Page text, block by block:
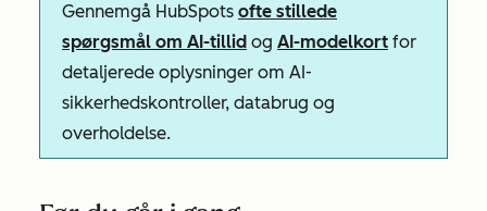
Gennemgå HubSpots ofte stillede
spørgsmål om AI-tillid og AI-modelkort for
detaljerede oplysninger om AI-
sikkerhedskontroller, databrug og
overholdelse.